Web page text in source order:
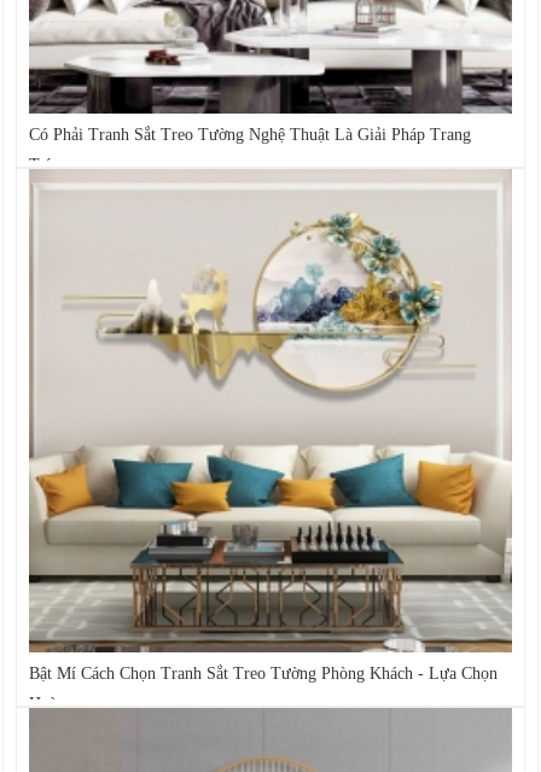
Có Phải Tranh Sắt Treo Tường Nghệ Thuật Là Giải Pháp Trang
Trí...
Bật Mí Cách Chọn Tranh Sắt Treo Tường Phòng Khách - Lựa Chọn
Hoàn...